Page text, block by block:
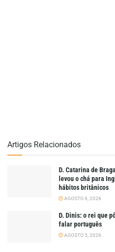
Artigos Relacionados
D. Catarina de
levou o chá para
hábitos britânicos
AGOSTO 6, 2026
D. Dinis: o rei que
falar português
AGOSTO 5, 2026